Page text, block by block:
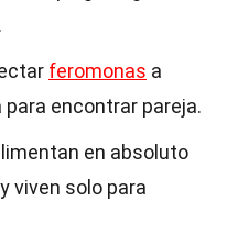
feromonas a
encontrar pareja.
en absoluto
viven solo para